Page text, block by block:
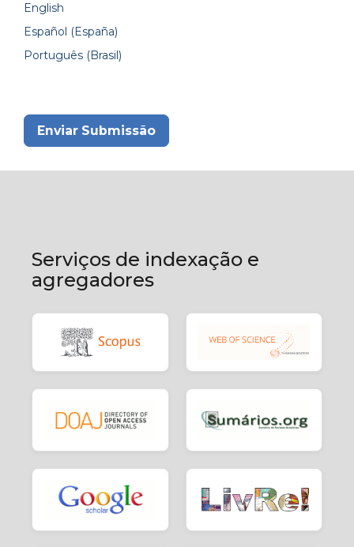
English
Español (España)
Português (Brasil)
Enviar Submissão
Serviços de indexação e
agregadores